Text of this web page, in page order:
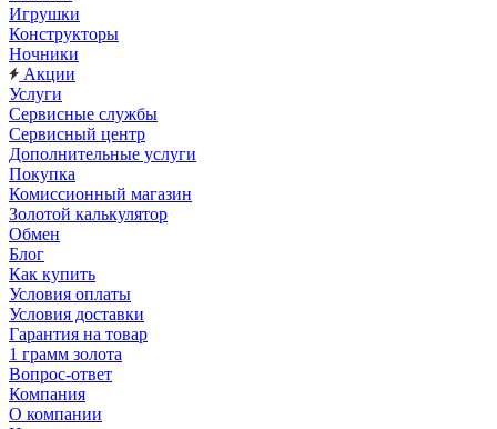
Игрушки
Конструкторы
Ночники
Акции
Услуги
Сервисные службы
Сервисный центр
Дополнительные услуги
Покупка
Комиссионный магазин
Золотой калькулятор
Обмен
Блог
Как купить
Условия оплаты
Условия доставки
Гарантия на товар
1 грамм золота
Вопрос-ответ
Компания
О компании